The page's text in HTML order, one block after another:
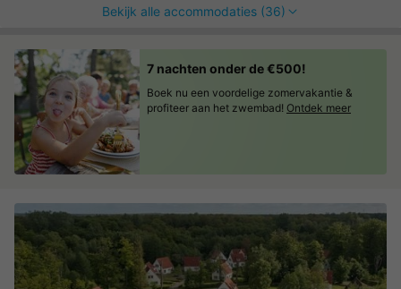
Bekijk alle accommodaties (36)
7 nachten onder de €500!
Boek nu een voordelige zomervakantie &
profiteer aan het zwembad! Ontdek meer